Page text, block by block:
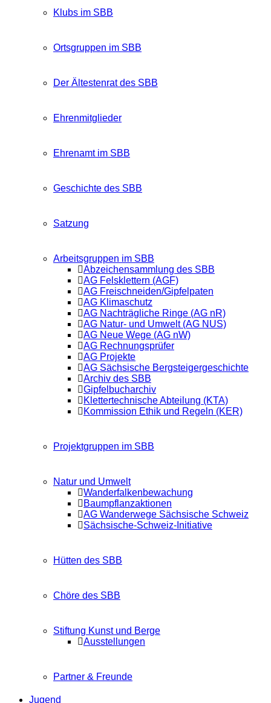
Klubs im SBB
Ortsgruppen im SBB
Der Ältestenrat des SBB
Ehrenmitglieder
Ehrenamt im SBB
Geschichte des SBB
Satzung
Arbeitsgruppen im SBB
Abzeichensammlung des SBB
AG Felsklettern (AGF)
AG Freischneiden/Gipfelpaten
AG Klimaschutz
AG Nachträgliche Ringe (AG nR)
AG Natur- und Umwelt (AG NUS)
AG Neue Wege (AG nW)
AG Rechnungsprüfer
AG Projekte
AG Sächsische Bergsteigergeschichte
Archiv des SBB
Gipfelbucharchiv
Klettertechnische Abteilung (KTA)
Kommission Ethik und Regeln (KER)
Projektgruppen im SBB
Natur und Umwelt
Wanderfalkenbewachung
Baumpflanzaktionen
AG Wanderwege Sächsische Schweiz
Sächsische-Schweiz-Initiative
Hütten des SBB
Chöre des SBB
Stiftung Kunst und Berge
Ausstellungen
Partner & Freunde
Jugend